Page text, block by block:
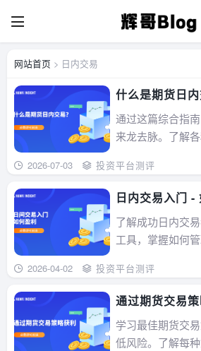
网站首页 > 日内交易
什么是期货日内
通过这篇综合指
来龙去脉。了解
大化。...
2026-07-03 投资平台测评
日内交易入门 -
了解成功日内交
工具，掌握如何
2026-04-02 投资平台测评
通过期货交易
学习最佳期货交
低风险。了解每